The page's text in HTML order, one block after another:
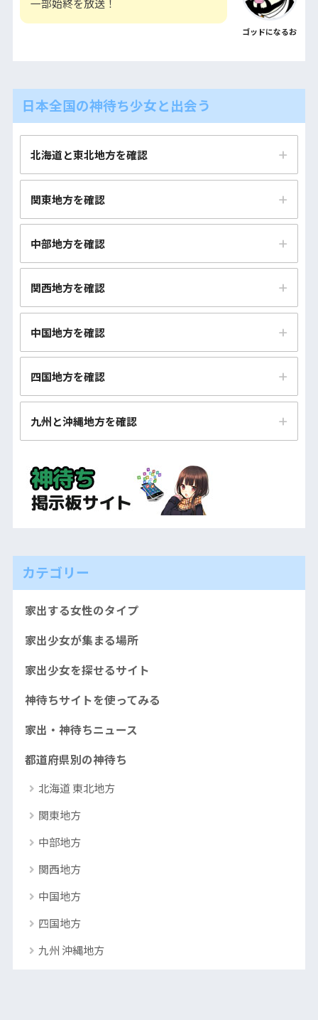
一部始終を放送！
ゴッドになるお
日本全国の神待ち少女と出会う
北海道と東北地方を確認
神待ち掲示板まとめ
青森市・八戸市の神待ち少女とすぐに会える神待ち掲示
岩手（盛岡市・一関市）の神待ち少女とすぐに会える神
待ち掲示板まとめ
宮城（仙台市・大崎市）の神待ち少女とすぐに会える神
待ち掲示板まとめ
秋田市・大仙市の神待ち少女とすぐに会える神待ち掲示
板まとめ
山形市・鶴岡市の神待ち少女とすぐに会える神待ち掲示
福島（いわき市・郡山市）の神待ち少女とすぐに会える
神待ち掲示板まとめ
関東地方を確認
茨城（水戸市・つくば市）の神待ち少女とすぐに会える
栃木（宇都宮市・小山市）の神待ち少女とすぐに会える
神待ち掲示板まとめ
群馬（高崎市・伊勢崎市）の神待ち少女とすぐに会える
神待ち掲示板まとめ
埼玉（さいたま市・川越市）の神待ち少女とすぐに会え
る神待ち掲示板まとめ
千葉市・船橋市の神待ち少女とすぐに会える神待ち掲示
東京（新宿区・渋谷区）の神待ち少女とすぐに会える神
待ち掲示板まとめ
中部地方を確認
新潟市・長岡市の神待ち少女とすぐに会える神待ち掲示
富山市・高岡市の神待ち少女とすぐに会える神待ち掲示
板まとめ
石川（金沢市・野々市市）の神待ち少女とすぐに会える
神待ち掲示板まとめ
福井市・坂井市の神待ち少女とすぐに会える神待ち掲示
山梨（甲府市・笛吹市）の神待ち少女とすぐに会える神
待ち掲示板まとめ
岐阜市・多治見市の神待ち少女とすぐに会える神待ち掲
示板まとめ
静岡（浜松市・静岡市）の神待ち少女とすぐに会える神
待ち掲示板まとめ
愛知（名古屋市・豊田市）の神待ち少女とすぐに会える
待ち掲示板まとめ
関西地方を確認
滋賀（大津市・草津市）の神待ち少女とすぐに会える神
京都市・宇治市の神待ち少女とすぐに会える神待ち掲示
板まとめ
大阪市・堺市の神待ち少女とすぐに会える神待ち掲示板
まとめ
兵庫（神戸市・姫路市）の神待ち少女とすぐに会える神
待ち掲示板まとめ
和歌山市・田辺市の神待ち少女とすぐに会える神待ち掲
示板まとめ
中国地方を確認
鳥取市・米子市の神待ち少女とすぐに会える神待ち掲示
島根（松江市・出雲市）の神待ち少女とすぐに会える神
待ち掲示板まとめ
岡山市・倉敷市の神待ち少女とすぐに会える神待ち掲示
板まとめ
広島市・福山市の神待ち少女とすぐに会える神待ち掲示
山口（下関市・山口市）の神待ち少女とすぐに会える神
四国地方を確認
徳島市・阿南市の神待ち少女とすぐに会える神待ち掲示
香川（高松市・丸亀市）の神待ち少女とすぐに会える神
待ち掲示板まとめ
愛媛（松山市・今治市）の神待ち少女とすぐに会える神
高知市・南国市の神待ち少女とすぐに会える神待ち掲示
板まとめ
九州と沖縄地方を確認
示板まとめ
佐賀市・武雄市の神待ち少女とすぐに会える神待ち掲示
長崎市・佐世保市の神待ち少女とすぐに会える神待ち掲
示板まとめ
熊本市・阿蘇市の神待ち少女とすぐに会える神待ち掲示
板まとめ
宮崎市・都城市の神待ち少女とすぐに会える神待ち掲示
板まとめ
鹿児島市・霧島市の神待ち少女とすぐに会える神待ち掲
示板まとめ
待ち掲示板まとめ
カテゴリー
家出する女性のタイプ
家出少女が集まる場所
家出少女を探せるサイト
神待ちサイトを使ってみる
家出・神待ちニュース
都道府県別の神待ち
北海道 東北地方
関東地方
中部地方
関西地方
中国地方
四国地方
九州 沖縄地方